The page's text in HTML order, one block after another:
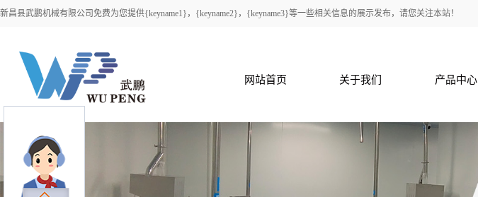
新昌县武鹏机械有限公司免费为您提供{keyname1} ，{keyname2}，{keyname3}等一些相关信息的展示发布，请您关注本站！
网站首页 关于我们 产品中心